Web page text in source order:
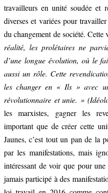
travailleurs en unité soudée et
diverses et variées pour
du changement de société. Cette
réalité, les prolétaires ne
d’une longue évolution, où le
aussi un rôle. Cette
les changer en « Ils » avec
révolutionnaire et unie. »
les marxistes, gagner les
important que de créer cette
Jaunes, c’est tout un pan de la
par les manifestations, mais
intéressant de voir que pour
jamais participé à des